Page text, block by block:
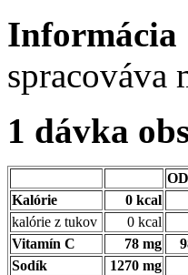
spracováva
1 dávka
Kalórie
0 kcal
kalórie z tukov
0 kcal
Vitamín C
78 mg
Sodík
1270 mg